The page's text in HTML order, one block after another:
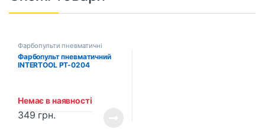
Фарбопульти пневматичні
Фарбопульт пневматичний
INTERTOOL PT-0204
Немає в наявності
349 грн.